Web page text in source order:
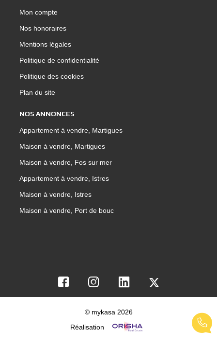
Mon compte
Nos honoraires
Mentions légales
Politique de confidentialité
Politique des cookies
Plan du site
NOS ANNONCES
Appartement à vendre, Martigues
Maison à vendre, Martigues
Maison à vendre, Fos sur mer
Appartement à vendre, Istres
Maison à vendre, Istres
Maison à vendre, Port de bouc
© mykasa 2026
Réalisation